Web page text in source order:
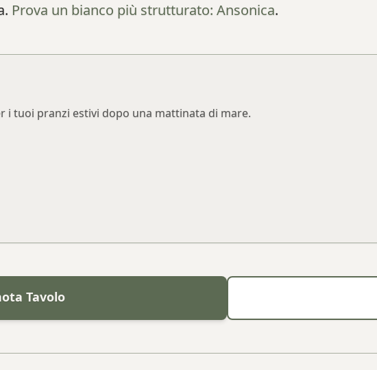
Prova un bianco più strutturato: Ansonica.
i tuoi pranzi estivi dopo una mattinata di mare.
Tavolo